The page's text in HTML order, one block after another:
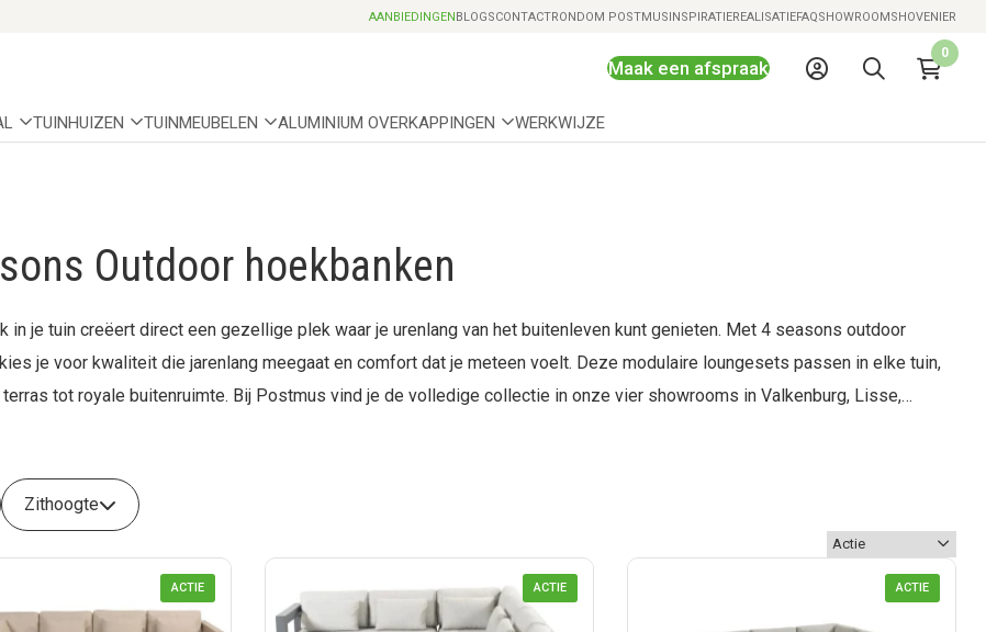
Snelle levering mogelijk
AANBIEDINGENBLOGSCONTACTRONDOM POSTMUSINSPIRATIEREALISATIEFAQSHOWROOMSHOVENIER
Maak een afspraak
0
TUINHUIZEN TUINMEUBELEN ALUMINIUM OVERKAPPINGEN WERKWIJZE
Outdoor hoekbanken
in je tuin creëert direct een gezellige plek waar je urenlang van het buitenleven kunt genieten. Met 4 seasons outdoor
je voor kwaliteit die jarenlang meegaat en comfort dat je meteen voelt. Deze modulaire loungesets passen in elke tuin,
tot royale buitenruimte. Bij Postmus vind je de volledige collectie in onze vier showrooms in Valkenburg, Lisse,
Amsterdam. Kom zitten, voel het verschil en ontdek welke opstelling perfect bij jouw tuin past.
Zithoogte
ACTIE ACTIE ACTIE